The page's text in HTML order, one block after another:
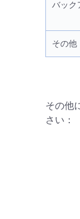
バック
その他
その他
さい：